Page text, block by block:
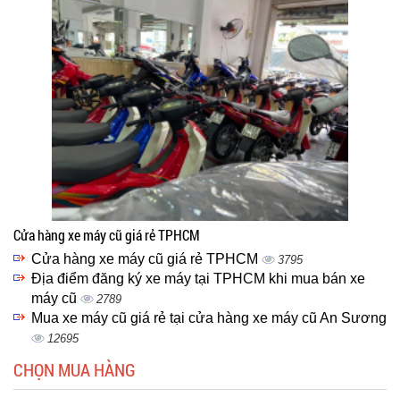
Cửa hàng xe máy cũ giá rẻ TPHCM
Cửa hàng xe máy cũ giá rẻ TPHCM 3795
Địa điểm đăng ký xe máy tại TPHCM khi mua bán xe
máy cũ
2789
Mua xe máy cũ giá rẻ tại cửa hàng xe máy cũ An Sương
12695
CHỌN MUA HÀNG